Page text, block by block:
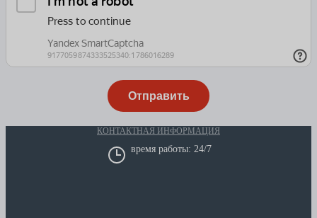
КОНТАКТНАЯ ИНФОРМАЦИЯ
время работы: 24/7